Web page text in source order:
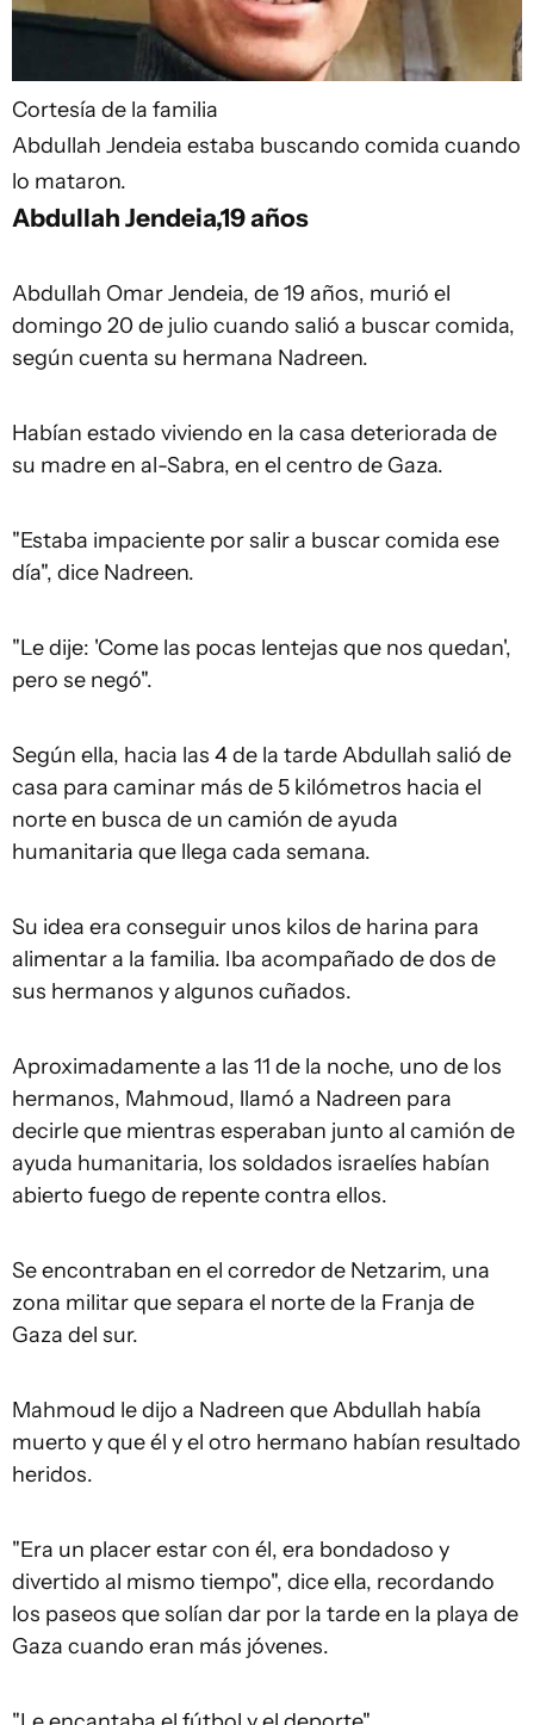
Cortesía de la familia
Abdullah Jendeia estaba buscando comida cuando
lo mataron.
Abdullah Jendeia,19 años
Abdullah Omar Jendeia, de 19 años, murió el
domingo 20 de julio cuando salió a buscar comida,
según cuenta su hermana Nadreen.
Habían estado viviendo en la casa deteriorada de
su madre en al-Sabra, en el centro de Gaza.
"Estaba impaciente por salir a buscar comida ese
día", dice Nadreen.
"Le dije: 'Come las pocas lentejas que nos quedan',
pero se negó".
Según ella, hacia las 4 de la tarde Abdullah salió de
casa para caminar más de 5 kilómetros hacia el
norte en busca de un camión de ayuda
humanitaria que llega cada semana.
Su idea era conseguir unos kilos de harina para
alimentar a la familia. Iba acompañado de dos de
sus hermanos y algunos cuñados.
Aproximadamente a las 11 de la noche, uno de los
hermanos, Mahmoud, llamó a Nadreen para
decirle que mientras esperaban junto al camión de
ayuda humanitaria, los soldados israelíes habían
abierto fuego de repente contra ellos.
Se encontraban en el corredor de Netzarim, una
zona militar que separa el norte de la Franja de
Gaza del sur.
Mahmoud le dijo a Nadreen que Abdullah había
muerto y que él y el otro hermano habían resultado
heridos.
"Era un placer estar con él, era bondadoso y
divertido al mismo tiempo", dice ella, recordando
los paseos que solían dar por la tarde en la playa de
Gaza cuando eran más jóvenes.